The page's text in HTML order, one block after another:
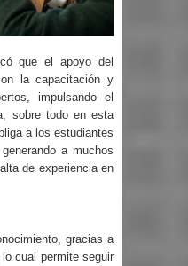
que el apoyo del
la capacitación y
impulsando el
sobre todo en esta
a los estudiantes
a muchos
de experiencia en
gracias a
cual permite seguir